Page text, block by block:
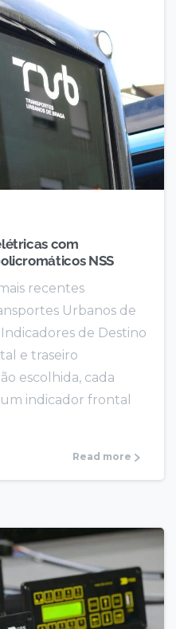
com
NSS
recentes
Urbanos de
de Destino
e traseiro
escolhida, cada
indicador frontal
Read more